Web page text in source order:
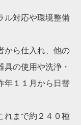
ル対応や環境整備
から仕入れ、他の
の使用や洗浄・
年１１月から日替
れまで約２４０種